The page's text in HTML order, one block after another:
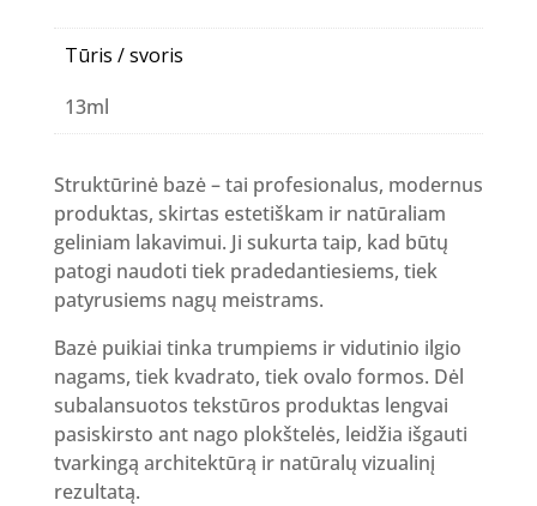
was:
14.90 €.
is:
Tūris / svoris
13ml
Struktūrinė bazė – tai profesionalus, modernus
produktas, skirtas estetiškam ir natūraliam
geliniam lakavimui. Ji sukurta taip, kad būtų
patogi naudoti tiek pradedantiesiems, tiek
patyrusiems nagų meistrams.
Bazė puikiai tinka trumpiems ir vidutinio ilgio
nagams, tiek kvadrato, tiek ovalo formos. Dėl
subalansuotos tekstūros produktas lengvai
pasiskirsto ant nago plokštelės, leidžia išgauti
tvarkingą architektūrą ir natūralų vizualinį
rezultatą.